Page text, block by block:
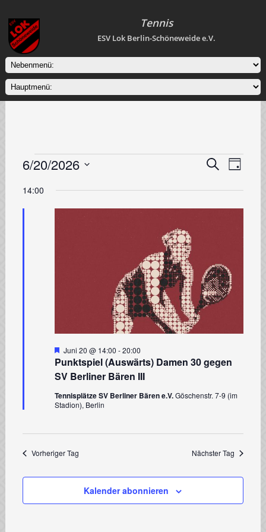
Tennis
ESV Lok Berlin-Schöneweide e.V.
Veranstaltungen
und
Ansichten,
SucheTag
6/20/2026
wählen.
14:00
Punktspiel (Auswärts) Damen 30 gegen
SV Berliner Bären III
Hervorgehoben
Juni 20 @ 14:00 -20:00
Tennisplätze SV Berliner Bären e.V.Göschenstr. 7-9 (im
Stadion), Berlin
Vorheriger Tag Nächster Tag
Kalender abonnieren